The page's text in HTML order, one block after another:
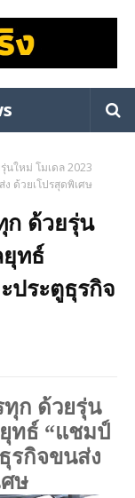
นใหม่ โมเดล 2023
ด้วยเโปรสุดพิเศษ
ก ด้วยรุ่น
ทธ์
ประตูธุรกิจ
ทุก ด้วยรุ่น
ทธ์ “แชมป์
รกิจขนส่ง
ษ